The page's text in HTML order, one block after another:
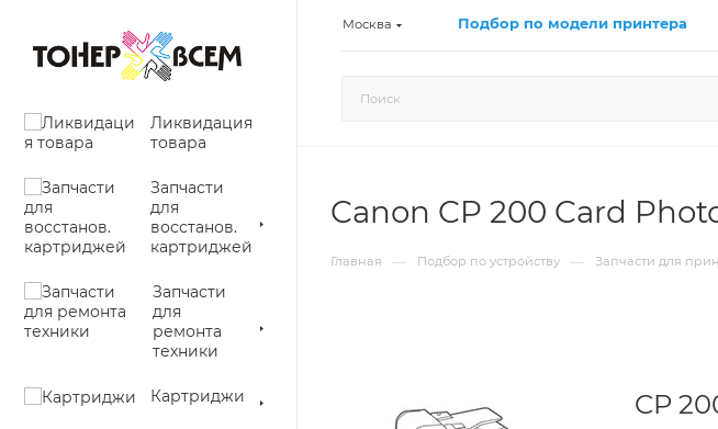
Москва Подбор по модели принтера
Ликвидация
товара
Запчасти
для
восстанов.
картриджей
Запчасти
для
ремонта
техники
Картриджи
Canon CP 200 Card
Главная — Подбор по устройству — Запчасти для
CP